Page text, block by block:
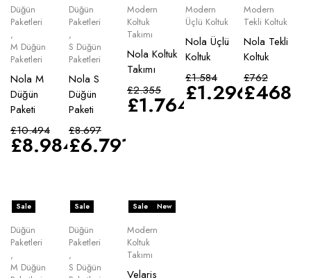
Düğün
Paketleri
,
M Düğün
Paketleri
Nola M
Düğün
Paketi
£10.494
£8.984
Düğün
Paketleri
,
S Düğün
Paketleri
Nola S
Düğün
Paketi
£8.697
£6.791
Modern
Koltuk
Takımı
Nola Koltuk
Takımı
£2.355
£1.764
Modern
Üçlü Koltuk
Nola Üçlü
Koltuk
£1.584
£1.296
Modern
Tekli Koltuk
Nola Tekli
Koltuk
£762
£468
Sale
Düğün
Paketleri
,
M Düğün
Sale
Düğün
Paketleri
,
S Düğün
Sale New
Modern
Koltuk
Takımı
Velaris